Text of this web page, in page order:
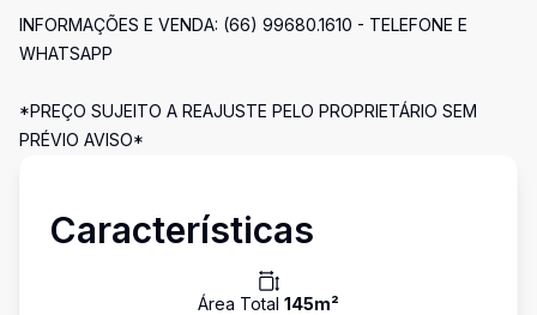
INFORMAÇÕES E VENDA: (66) 99680.1610 - TELEFONE E
WHATSAPP
*PREÇO SUJEITO A REAJUSTE PELO PROPRIETÁRIO SEM
PRÉVIO AVISO*
Características
Área Total 145m²